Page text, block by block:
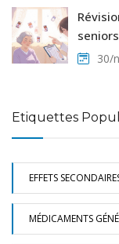
30/
Etiquettes
EFFETS
MÉDICAMENTS